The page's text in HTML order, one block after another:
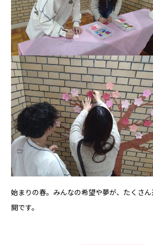
始まりの春。みんなの希望や夢が、たくさ
開です。